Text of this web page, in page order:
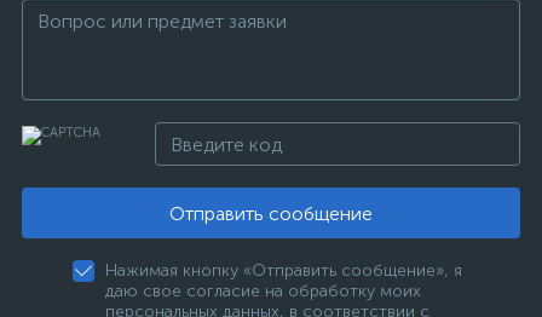
Отправить сообщение
Нажимая кнопку «Отправить сообщение», я
даю свое согласие на обработку моих
персональных данных, в соответствии с